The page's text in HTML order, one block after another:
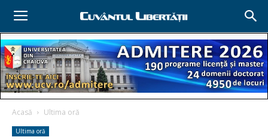
Acasă Ultima oră
Ultima oră